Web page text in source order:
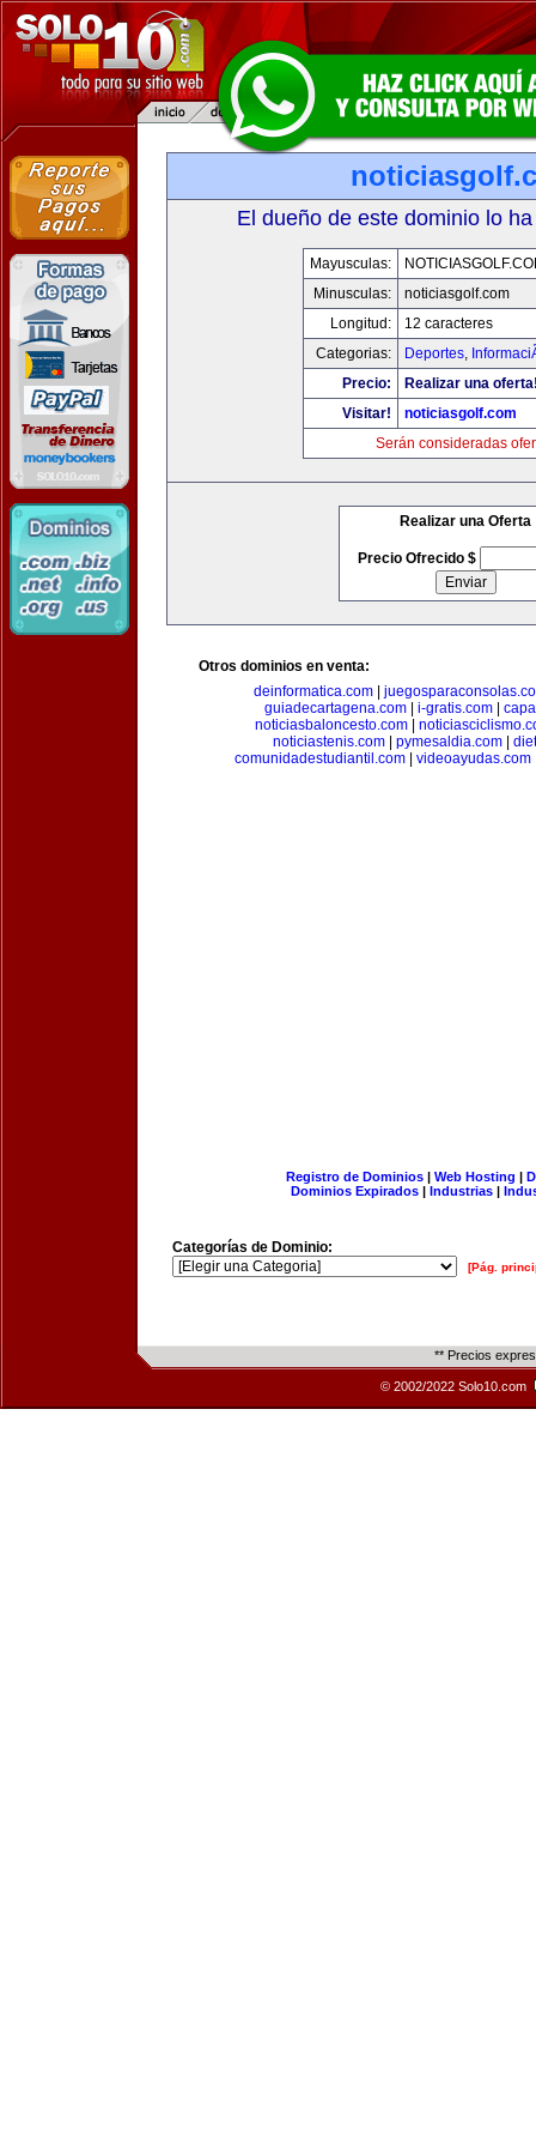
El dueño de este dominio lo
Mayusculas:
Minusculas:
noticiasgolf.com
Longitud:
12 caracteres
Categorias:
Deportes,
Precio:
Realizar una
Visitar!
noticiasgolf.com
Serán consideradas
Realizar una Oferta
Precio Ofrecido $
Otros dominios en venta:
deinformatica.com
guiadecartagena.com| i-gratis.com|
noticiasbaloncesto.com
noticiastenis.com
pymesaldia.com
comunidadestudiantil.com| videoayudas.com
Registro de Dominios| Web Hosting |
Dominios Expirados | Industrias |
Categorías de Dominio:
[Pág.
** Precios
© 2002/2022 Solo10.com